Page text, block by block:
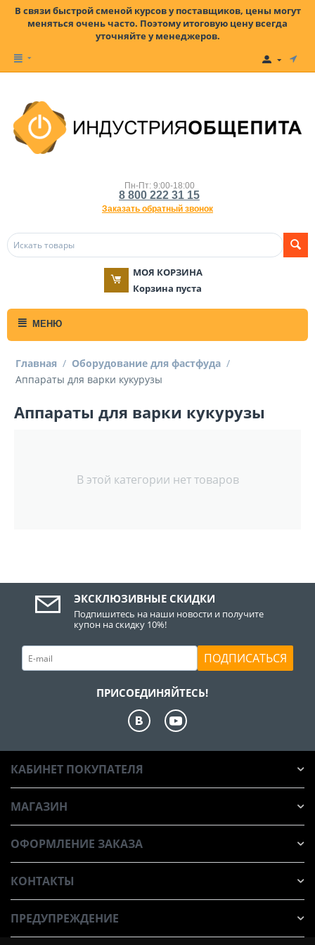
В связи быстрой сменой курсов у поставщиков, цены могут
меняться очень часто. Поэтому итоговую цену всегда
уточняйте у менеджеров.
Пн-Пт: 9:00-18:00
8 800 222 31 15
Заказать обратный звонок
МОЯ КОРЗИНА
Корзина пуста
МЕНЮ
Главная / Оборудование для фастфуда /
Аппараты для варки кукурузы
Аппараты для варки кукурузы
В этой категории нет товаров
ЭКСКЛЮЗИВНЫЕ СКИДКИ
Подпишитесь на наши новости и получите
купон на скидку 10%!
ПОДПИСАТЬСЯ
ПРИСОЕДИНЯЙТЕСЬ!
КАБИНЕТ ПОКУПАТЕЛЯ
МАГАЗИН
ОФОРМЛЕНИЕ ЗАКАЗА
КОНТАКТЫ
ПРЕДУПРЕЖДЕНИЕ